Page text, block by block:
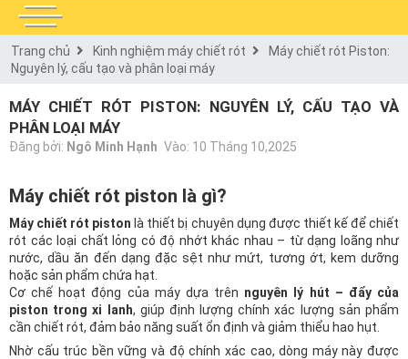
Trang chủ Kinh nghiệm máy chiết rót
Máy chiết rót Piston:
Nguyên lý, cấu tạo và phân loại máy
MÁY CHIẾT RÓT PISTON: NGUYÊN LÝ, CẤU TẠO VÀ
PHÂN LOẠI MÁY
Đăng bởi: Ngô Minh Hạnh Vào: 10 Tháng 10,2025
Máy chiết rót piston là gì?
Máy chiết rót piston là thiết bị chuyên dụng được thiết kế để chiết
rót các loại chất lỏng có độ nhớt khác nhau – từ dạng loãng như
nước, dầu ăn đến dạng đặc sệt như mứt, tương ớt, kem dưỡng
hoặc sản phẩm chứa hạt.
Cơ chế hoạt động của máy dựa trên nguyên lý hút – đẩy của
piston trong xi lanh, giúp định lượng chính xác lượng sản phẩm
cần chiết rót, đảm bảo năng suất ổn định và giảm thiểu hao hụt.
Nhờ cấu trúc bền vững và độ chính xác cao, dòng máy này được